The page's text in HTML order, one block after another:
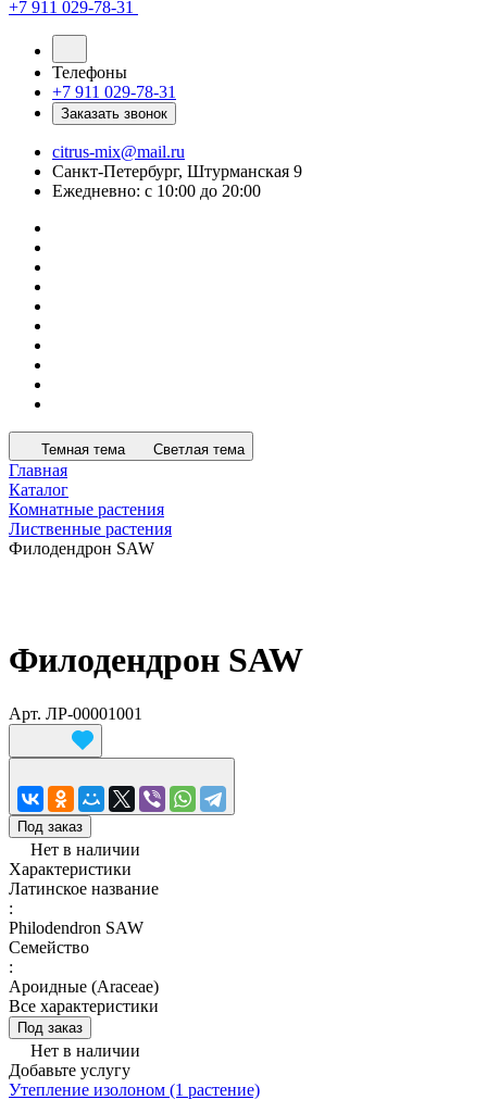
+7 911 029-78-31
Телефоны
+7 911 029-78-31
Заказать звонок
citrus-mix@mail.ru
Санкт-Петербург, Штурманская 9
Ежедневно: с 10:00 до 20:00
Темная тема Светлая тема
Главная
Каталог
Комнатные растения
Лиственные растения
Филодендрон SAW
Филодендрон SAW
Арт. ЛР-00001001
Под заказ
Нет в наличии
Характеристики
Латинское название
:
Philodendron SAW
Семейство
:
Ароидные (Araceae)
Все характеристики
Под заказ
Нет в наличии
Добавьте услугу
Утепление изолоном (1 растение)